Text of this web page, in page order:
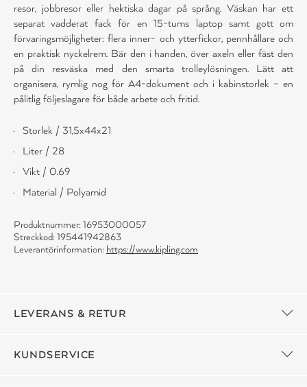
resor, jobbresor eller hektiska dagar på språng. Väskan har ett
separat vadderat fack för en 15-tums laptop samt gott om
förvaringsmöjligheter: flera inner- och ytterfickor, pennhållare och
en praktisk nyckelrem. Bär den i handen, över axeln eller fäst den
på din resväska med den smarta trolleylösningen. Lätt att
organisera, rymlig nog för A4-dokument och i kabinstorlek – en
pålitlig följeslagare för både arbete och fritid.
Storlek / 31,5x44x21
Liter / 28
Vikt / 0.69
Material / Polyamid
Produktnummer: 16953000057
Streckkod: 195441942863
Leverantörinformation: https://www.kipling.com
LEVERANS & RETUR
KUNDSERVICE